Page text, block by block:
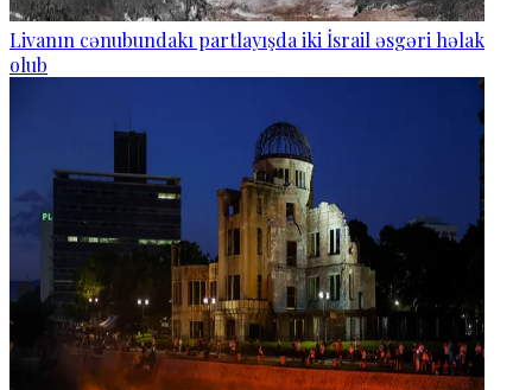
Livanın cənubundakı partlayışda iki İsrail əsgəri həlak
olub